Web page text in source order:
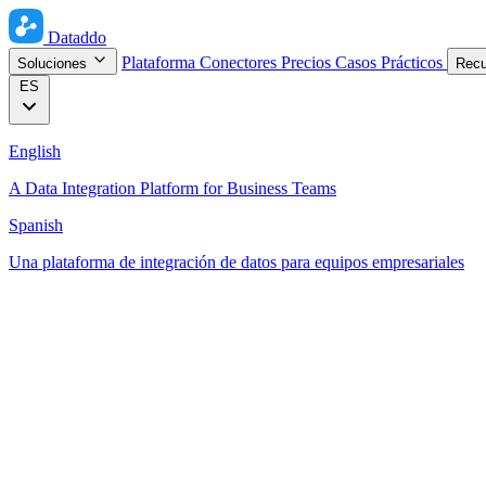
Dataddo
Soluciones Plataforma Conectores Precios Casos Prácticos
ES
English
A Data Integration Platform for Business Teams
Spanish
Una plataforma de integración de datos para equipos empresariales